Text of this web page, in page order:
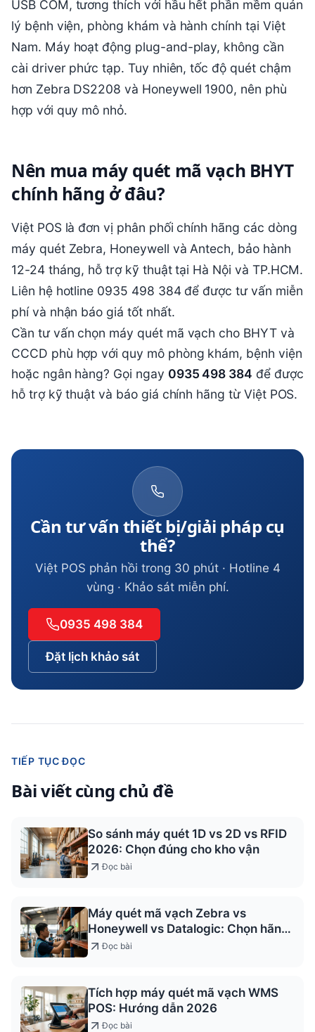
USB COM, tương thích với hầu hết phần mềm quản
lý bệnh viện, phòng khám và hành chính tại Việt
Nam. Máy hoạt động plug-and-play, không cần
cài driver phức tạp. Tuy nhiên, tốc độ quét chậm
hơn Zebra DS2208 và Honeywell 1900, nên phù
hợp với quy mô nhỏ.
Nên mua máy quét mã vạch BHYT
chính hãng ở đâu?
Việt POS là đơn vị phân phối chính hãng các dòng
máy quét Zebra, Honeywell và Antech, bảo hành
12-24 tháng, hỗ trợ kỹ thuật tại Hà Nội và TP.HCM.
Liên hệ hotline 0935 498 384 để được tư vấn miễn
phí và nhận báo giá tốt nhất.
Cần tư vấn chọn máy quét mã vạch cho BHYT và
CCCD phù hợp với quy mô phòng khám, bệnh viện
hoặc ngân hàng? Gọi ngay 0935 498 384 để được
hỗ trợ kỹ thuật và báo giá chính hãng từ Việt POS.
Cần tư vấn thiết bị/giải pháp cụ
thể?
Việt POS phản hồi trong 30 phút · Hotline 4
vùng · Khảo sát miễn phí.
0935 498 384
Đặt lịch khảo sát
TIẾP TỤC ĐỌC
Bài viết cùng chủ đề
So sánh máy quét 1D vs 2D vs RFID
2026: Chọn đúng cho kho vận
Đọc bài
Máy quét mã vạch Zebra vs
Honeywell vs Datalogic: Chọn hãng
nào?Đọc bài
Tích hợp máy quét mã vạch WMS
POS: Hướng dẫn 2026
Đọc bài